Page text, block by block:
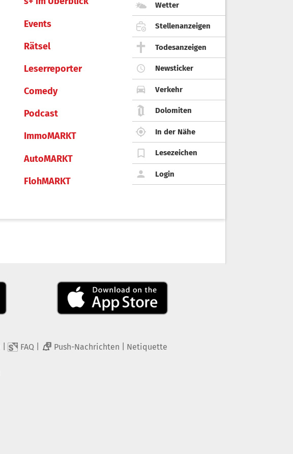
Events
Rätsel
Leserreporter
Comedy
Podcast
ImmoMARKT
AutoMARKT
FlohMARKT
Wetter
Stellenanzeigen
Todesanzeigen
Newsticker
Verkehr
Dolomiten
In der Nähe
Lesezeichen
Login
FAQ 2 Push-Nachrichten Netiquette